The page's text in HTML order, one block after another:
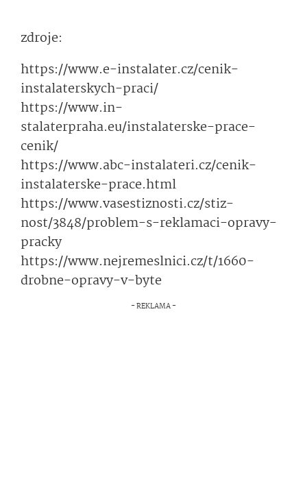
zdroje:
https://www.e-instalater.cz/cenik-
instalaterskych-praci/
https://www.in­
stalaterpraha­.eu/instalater­ske-prace-
cenik/
https://www.abc-instalateri.cz/ce­nik-
instalaterske-prace.html
https://www.va­sestiznosti.cz/stiz­
nost/3848/pro­blem-s-reklamaci-opravy-
pracky
https://www.nej­remeslnici.cz/t/1660-
drobne-opravy-v-byte